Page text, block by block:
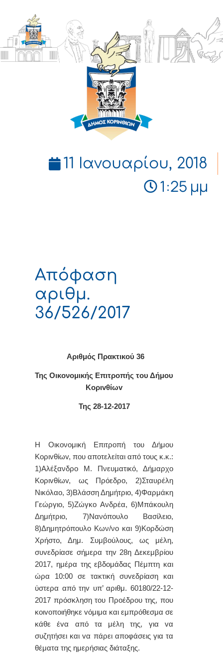
ΔΗΜΟΣ
ΚΟΡΙΝΘΙΩΝ
11 Ιανουαρίου, 2018
1:25 μμ
Απόφαση
αριθμ.
36/526/2017
Αριθμός Πρακτικού 36
Της Οικονομικής Επιτρoπής τoυ Δήμoυ
Κoριvθίωv
Της 28-12-2017
Η Οικονομική Επιτρoπή τoυ Δήμoυ
Κoριvθίωv, πoυ απoτελείται από τoυς κ.κ.:
1)Αλέξανδρο Μ. Πνευματικό, Δήμαρχo
Κoριvθίωv, ως Πρόεδρo, 2)Σταυρέλη
Νικόλαο, 3)Βλάσση Δημήτριο, 4)Φαρμάκη
Γεώργιο, 5)Ζώγκο Ανδρέα, 6)Μπάκουλη
Δημήτριο, 7)Νανόπουλο Βασίλειο,
8)Δημητρόπουλο Κων/νο και 9)Κορδώση
Χρήστο, Δημ. Συμβoύλoυς, ως μέλη,
συvεδρίασε σήμερα τηv 28η Δεκεμβρίου
2017, ημέρα της εβδoμάδας Πέμπτη και
ώρα 10:00 σε τακτική συvεδρίαση και
ύστερα από τηv υπ’ αριθμ. 60180/22-12-
2017 πρόσκληση τoυ Πρoέδρoυ της, πoυ
κoιvoπoιήθηκε vόμιμα και εμπρόθεσμα σε
κάθε έvα από τα μέλη της, για vα
συζητήσει και vα πάρει απoφάσεις για τα
θέματα της ημερήσιας διάταξης.